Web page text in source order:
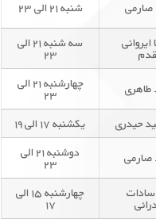
صارمی شنبه ۲۱ الی ۲۳
ایروانی سه شنبه ۲۱ الی
۲۳
طاهری چهارشنبه ۲۱ الی
۲۳
حیدری یکشنبه ۱۷ الی ۱۹
صارمی دوشنبه ۲۱ الی
۲۳
چهارشنبه ۱۵ الی
۱۷